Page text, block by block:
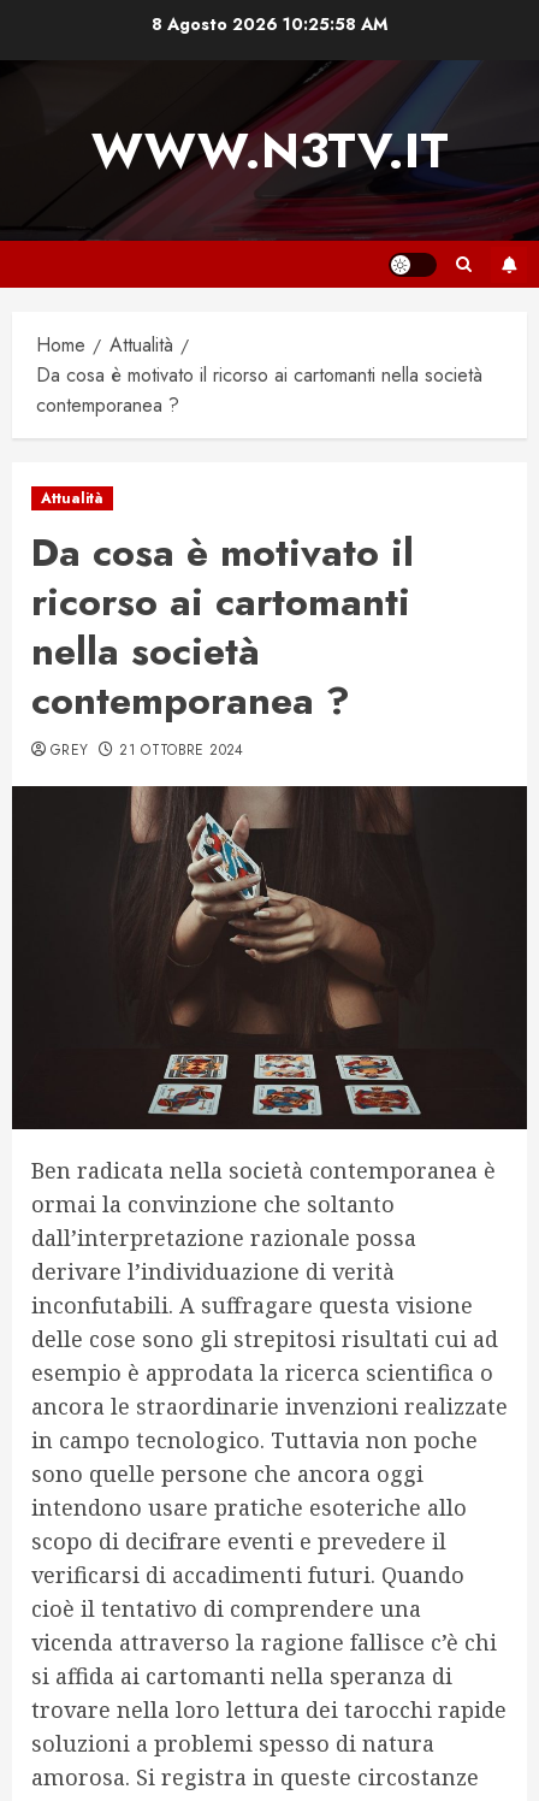
8 Agosto 2026 10:25:59 AM
WWW.N3TV.IT
Home
Attualità
Da cosa è motivato il ricorso ai cartomanti nella società
contemporanea ?
Attualità
Da cosa è motivato il
ricorso ai cartomanti
nella società
contemporanea ?
GREY 21 OTTOBRE 2024
Ben radicata nella società contemporanea è
ormai la convinzione che soltanto
dall’interpretazione razionale possa
derivare l’individuazione di verità
inconfutabili. A suffragare questa visione
delle cose sono gli strepitosi risultati cui ad
esempio è approdata la ricerca scientifica o
ancora le straordinarie invenzioni realizzate
in campo tecnologico. Tuttavia non poche
sono quelle persone che ancora oggi
intendono usare pratiche esoteriche allo
scopo di decifrare eventi e prevedere il
verificarsi di accadimenti futuri. Quando
cioè il tentativo di comprendere una
vicenda attraverso la ragione fallisce c’è chi
si affida ai cartomanti nella speranza di
trovare nella loro lettura dei tarocchi rapide
soluzioni a problemi spesso di natura
amorosa. Si registra in queste circostanze